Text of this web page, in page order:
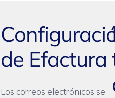
de Efactura
Los correos electrónicos se